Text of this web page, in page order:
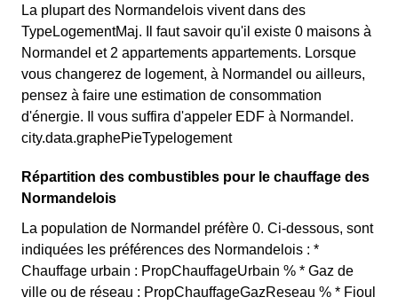
La plupart des Normandelois vivent dans des
TypeLogementMaj. Il faut savoir qu'il existe 0 maisons à
Normandel et 2 appartements appartements. Lorsque
vous changerez de logement, à Normandel ou ailleurs,
pensez à faire une estimation de consommation
d'énergie. Il vous suffira d'appeler EDF à Normandel.
city.data.graphePieTypelogement
Répartition des combustibles pour le chauffage des
Normandelois
La population de Normandel préfère 0. Ci-dessous, sont
indiquées les préférences des Normandelois : *
Chauffage urbain : PropChauffageUrbain % * Gaz de
ville ou de réseau : PropChauffageGazReseau % * Fioul